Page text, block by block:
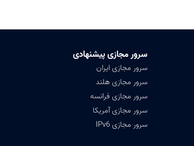
سرور مجازی پیشنهادی
سرور مجازی ایران
سرور مجازی هلند
سرور مجازی فرانسه
سرور مجازی آمریکا
سرور مجازی IPv6